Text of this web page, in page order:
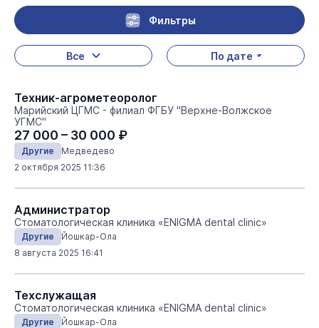
Фильтры
Все По дате
Техник-агрометеоролог
Марийский ЦГМС - филиал ФГБУ "Верхне-Волжское
УГМС"
27 000 – 30 000 ₽
Другие
Медведево
2 октября 2025 11:36
Администратор
Стоматологическая клиника «ENIGMA dental clinic»
Другие
Йошкар-Ола
8 августа 2025 16:41
Техслужащая
Стоматологическая клиника «ENIGMA dental clinic»
Другие
Йошкар-Ола